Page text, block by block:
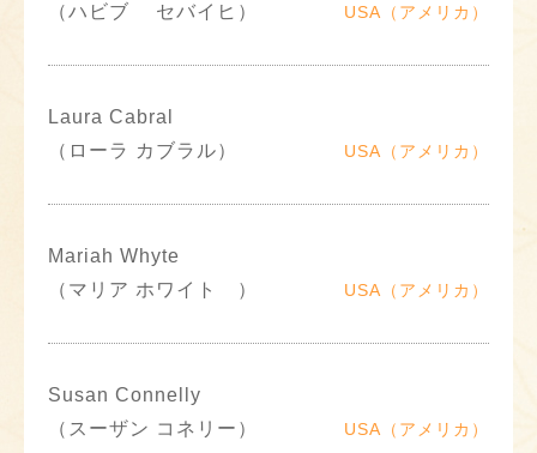
（ハビブ セバイヒ）
USA（アメリカ）
Laura Cabral
（ローラ カブラル）
USA（アメリカ）
Mariah Whyte
（マリア ホワイト ）
USA（アメリカ）
Susan Connelly
（スーザン コネリー）
USA（アメリカ）